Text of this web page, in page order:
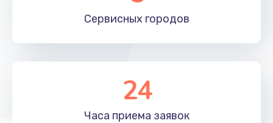
Сервисных городов
24
Часа приема заявок